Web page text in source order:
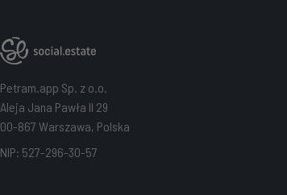
Petram.app Sp. z o.o.
Aleja Jana Pawła II 29
00-867 Warszawa, Polska
NIP: 527-296-30-57